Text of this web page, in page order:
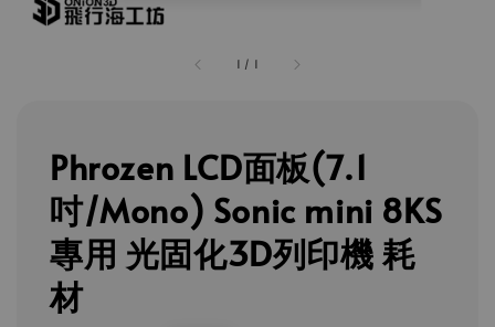
1 / 1
Phrozen LCD面板(7.1
吋/Mono) Sonic mini 8KS
專用 光固化3D列印機 耗
材